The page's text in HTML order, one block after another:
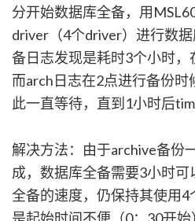
分开始数据库全备，用
driver（4个driver）进行数
备日志发现是耗时3个小时，
而arch日志在2点进行备份
此一直等待，直到1小时后
解决方法：由于archive备份
成，数据库全备需要3小时
全备的速度，仍保持其使用